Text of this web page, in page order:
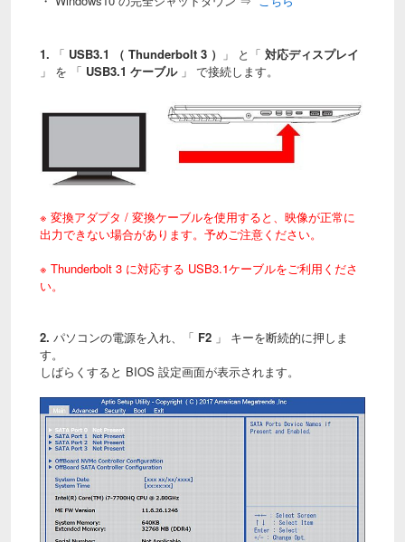
1. 「 USB3.1 （ Thunderbolt 3 ） 」 と「 対応ディスプレイ
」 を 「 USB3.1 ケーブル」 で接続します。
※ 変換アダプタ / 変換ケーブルを使用すると、映像が正常に
出力できない場合があります。予めご注意ください。
※ Thunderbolt 3 に対応する USB3.1ケーブルをご利用くださ
い。
2. パソコンの電源を入れ、「 F2 」 キーを断続的に押しま
す。
しばらくすると BIOS 設定画面が表示されます。